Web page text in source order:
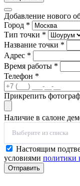
Добавление нового
Город *
Тип точки *
Название точки *
Адрес *
Время работы *
Телефон *
Прикрепить
Наличие в салоне
Выберите из списка
Настоящим
условиями политики
Отправить